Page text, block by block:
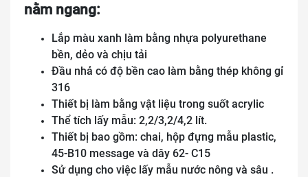
nằm ngang:
Lắp màu xanh làm bằng nhựa polyurethane
bền, dẻo và chịu tải
Đầu nhả có độ bền cao làm bằng thép không gỉ
316
Thiết bị làm bằng vật liệu trong suốt acrylic
Thể tích lấy mẫu: 2,2/3,2/4,2 lít.
Thiết bị bao gồm: chai, hộp đựng mẫu plastic,
45-B10 message và dây 62- C15
Sử dụng cho việc lấy mẫu nước nông và sâu .